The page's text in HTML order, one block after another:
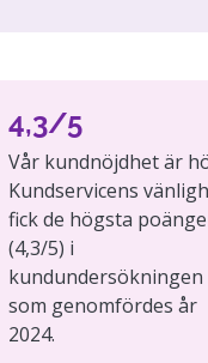
4,3/5
Vår kundnöjdhet är
Kundservicens
fick de högsta
(4,3/5) i
kundundersökningen
som genomfördes år
2024.